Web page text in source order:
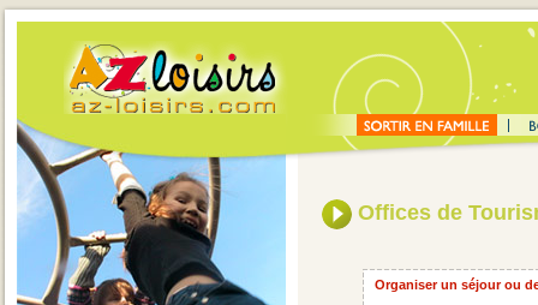
Offices de
Organiser un séjour ou